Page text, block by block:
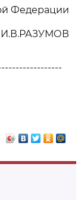
Федерации
И.В.РАЗУМОВ